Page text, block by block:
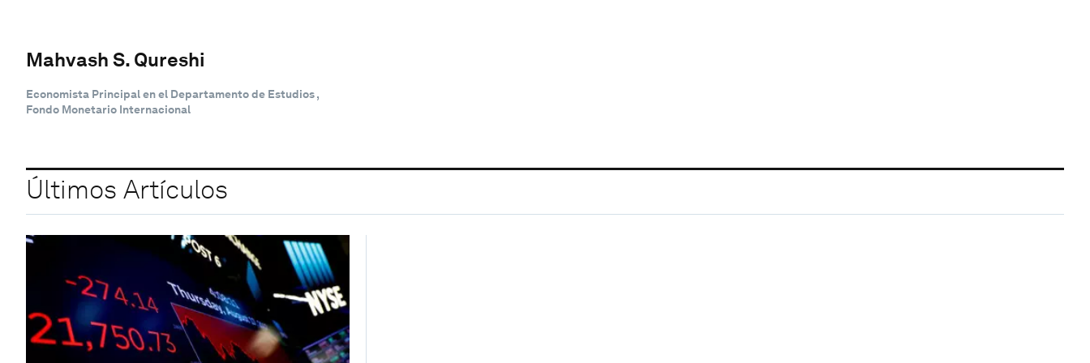
Mahvash S. Qureshi
Economista Principal en el Departamento de Estudios ,
Fondo Monetario Internacional
Últimos Artículos